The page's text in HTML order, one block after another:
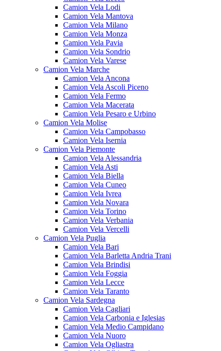
Camion Vela Lodi
Camion Vela Mantova
Camion Vela Milano
Camion Vela Monza
Camion Vela Pavia
Camion Vela Sondrio
Camion Vela Varese
Camion Vela Marche
Camion Vela Ancona
Camion Vela Ascoli Piceno
Camion Vela Fermo
Camion Vela Macerata
Camion Vela Pesaro e Urbino
Camion Vela Molise
Camion Vela Campobasso
Camion Vela Isernia
Camion Vela Piemonte
Camion Vela Alessandria
Camion Vela Asti
Camion Vela Biella
Camion Vela Cuneo
Camion Vela Ivrea
Camion Vela Novara
Camion Vela Torino
Camion Vela Verbania
Camion Vela Vercelli
Camion Vela Puglia
Camion Vela Bari
Camion Vela Barletta Andria Trani
Camion Vela Brindisi
Camion Vela Foggia
Camion Vela Lecce
Camion Vela Taranto
Camion Vela Sardegna
Camion Vela Cagliari
Camion Vela Carbonia e Iglesias
Camion Vela Medio Campidano
Camion Vela Nuoro
Camion Vela Ogliastra